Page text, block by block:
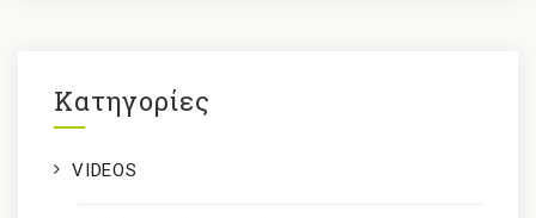
Kατηγορίες
VIDEOS